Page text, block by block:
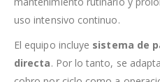
uso intensivo continuo.
El equipo incluye sistema de
directa. Por lo tanto, se